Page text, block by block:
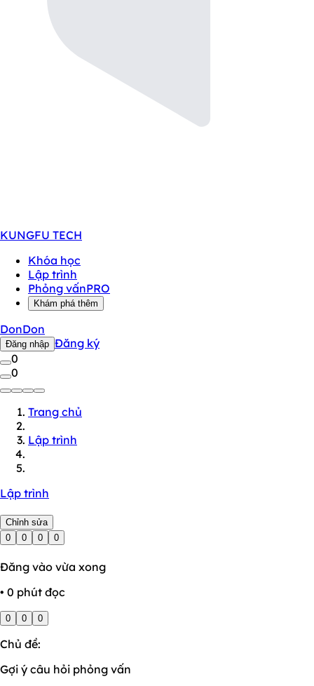
KUNGFU TECH
Khóa học
Lập trình
Phỏng vấnPRO
Khám phá thêm
DonDon
Đăng nhập Đăng ký
0
0
Trang chủ
Lập trình
Lập trình
Chỉnh sửa
0
0 0 0
Đăng vào vừa xong
• 0 phút đọc
0 0 0
Chủ đề:
Gợi ý câu hỏi phỏng vấn